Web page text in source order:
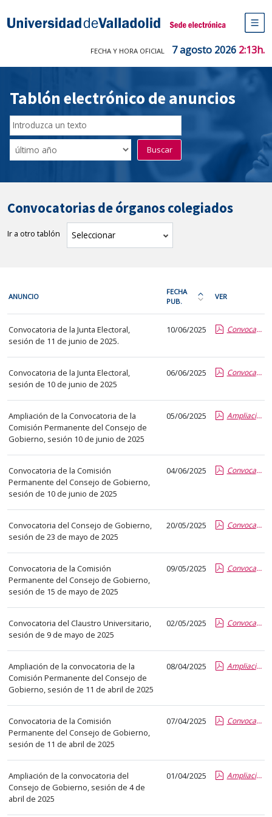
Sede electrónica Universidad de
de
FECHA Y HORA OFICIAL 7 agosto 2026 2:13h.
Tablón electrónico de anuncios
Buscador
del
Tablón
Filtro
de
Buscar
Convocatorias de órganos colegiados
Ir a otro tablón Seleccionar tablón
cada
fila
de
la
siguiente
tabla
encontrará
los
anuncios
del
tablón
previamente.
En
primera
columna
título
del
anuncio,
en
la
segunda
columna
la
fecha
de
publicación,
en
la
el
enlace
que
de
ANUNCIO
FECHA
PUB.
Ordena
la
tabla
fecha
de
más
reciente
VER
Convocatoria de la Junta Electoral,
sesión de 11 de junio de 2025.
10/06/2025 Convocatoria Junta Electoral 11-06-2025.pdf.pdf
Convocatoria de la Junta Electoral,
sesión de 10 de junio de 2025
06/06/2025 Convocatoria Junta Electoral 10-06-2025.pdf.pdf
Ampliación de la Convocatoria de la
Comisión Permanente del Consejo de
Gobierno, sesión 10 de junio de 2025
05/06/2025 Ampliación convocatoria CP 10 06 2025.pdf.pdf
Convocatoria de la Comisión
Permanente del Consejo de Gobierno,
sesión de 10 de junio de 2025
04/06/2025 Convocatoria CP 10 06 2025.pdf.pdf
Convocatoria del Consejo de Gobierno,
sesión de 23 de mayo de 2025
20/05/2025 Convocatoria CG 23_05_ 2025.pdf.pdf
Convocatoria de la Comisión
Permanente del Consejo de Gobierno,
sesión de 15 de mayo de 2025
09/05/2025 Convocatoria CP 15 05 2025.pdf.pdf
Convocatoria del Claustro Universitario,
sesión de 9 de mayo de 2025
02/05/2025 Convocatoria 2025.05.09.pdf.pdf
Ampliación de la convocatoria de la
Comisión Permanente del Consejo de
Gobierno, sesión de 11 de abril de 2025
08/04/2025 Ampliación convocatoria CP 11 04 2025.pdf.pdf
Convocatoria de la Comisión
Permanente del Consejo de Gobierno,
sesión de 11 de abril de 2025
07/04/2025 Convocatoria CP 11 04 2025.pdf.pdf
Ampliación de la convocatoria del
Consejo de Gobierno, sesión de 4 de
abril de 2025
01/04/2025 Ampliación convocatoria CG 4 abril 2025.pdf.pdf